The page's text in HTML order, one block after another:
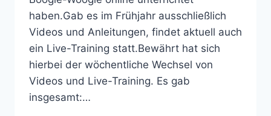
haben.Gab es im Frühjahr ausschließlich
Videos und Anleitungen, findet aktuell auch
ein Live-Training statt.Bewährt hat sich
hierbei der wöchentliche Wechsel von
Videos und Live-Training. Es gab
insgesamt:…